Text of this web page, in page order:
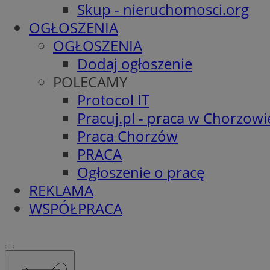
Skup - nieruchomosci.org
OGŁOSZENIA
OGŁOSZENIA
Dodaj ogłoszenie
POLECAMY
Protocol IT
Pracuj.pl - praca w
Praca Chorzów
PRACA
Ogłoszenie o pracę
REKLAMA
WSPÓŁPRACA